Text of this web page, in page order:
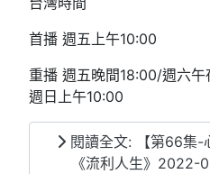
首播 週五上午10:00
重播 週五晚間18:00/週六
週日上午10:00
閱讀全文: 【第66集-
《流利人生》